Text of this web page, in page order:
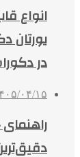
انواع
یورتان
در
۱۴۰۵/۰۴/